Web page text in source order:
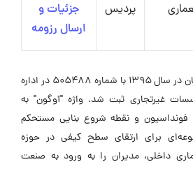
پردیس
جزئیات و
ارسال رزومه
شرکت آوگون پایدار ایرانیان در سال ۱۳۹۵ با شماره ۵۰۵۴۸۸ در اداره
غیرتجاری ثبت شد. واژه "آوگون" به
فونداسیون و نقطه شروع بنایی مستحکم
برای ارتقای سطح کیفی در حوزه
داخلی، مدیران را به ورود به صنعت